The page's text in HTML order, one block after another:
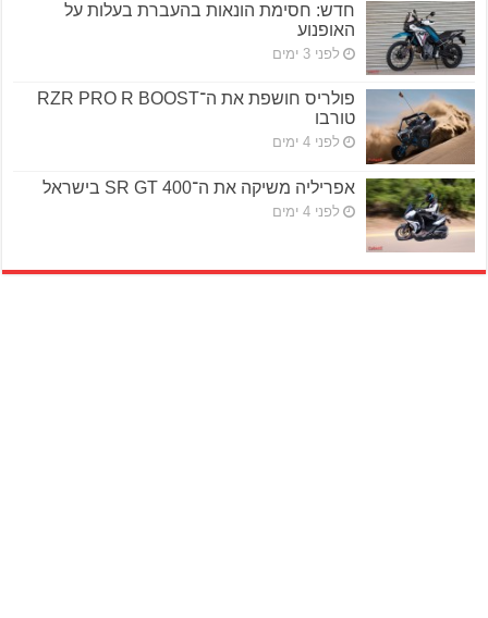
חדש: חסימת הונאות בהעברת בעלות על
האופנוע
לפני 3 ימים
פולריס חושפת את ה־RZR PRO R BOOST
טורבו
לפני 4 ימים
אפריליה משיקה את ה־SR GT 400 בישראל
לפני 4 ימים